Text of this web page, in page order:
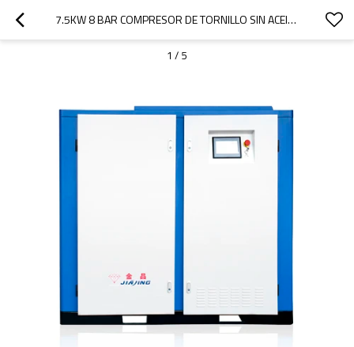
7.5KW 8 BAR COMPRESOR DE TORNILLO SIN ACEITE COMPRESOR DE AIRE SIN ACEITE LUBRICADO CON AGUA
1 / 5